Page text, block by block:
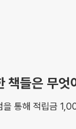
책들은 무엇
을 통해 적립금